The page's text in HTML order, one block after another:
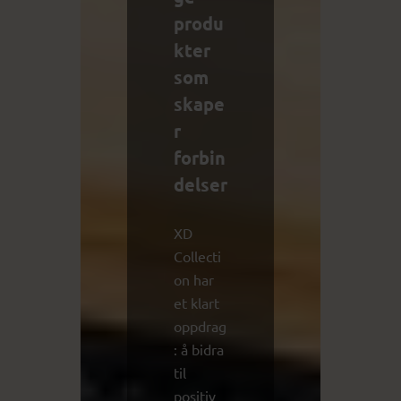
produ
kter
som
skape
r
forbin
delser
XD
Collecti
on har
et klart
oppdrag
: å bidra
til
positiv